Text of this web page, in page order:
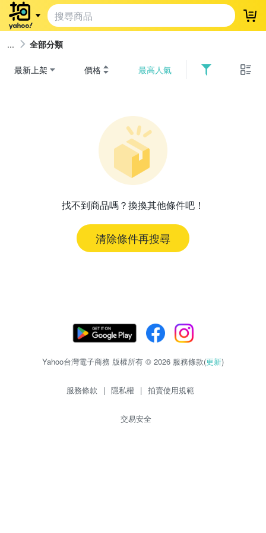
登
全部分類
最新上架 價格 最高人氣
找不到商品嗎？換換其他條件吧！
清除條件再搜尋
Yahoo台灣電子商務 版權所有 © 2026 服務條款(更新)
服務條款 | 隱私權 | 拍賣使用規範
交易安全